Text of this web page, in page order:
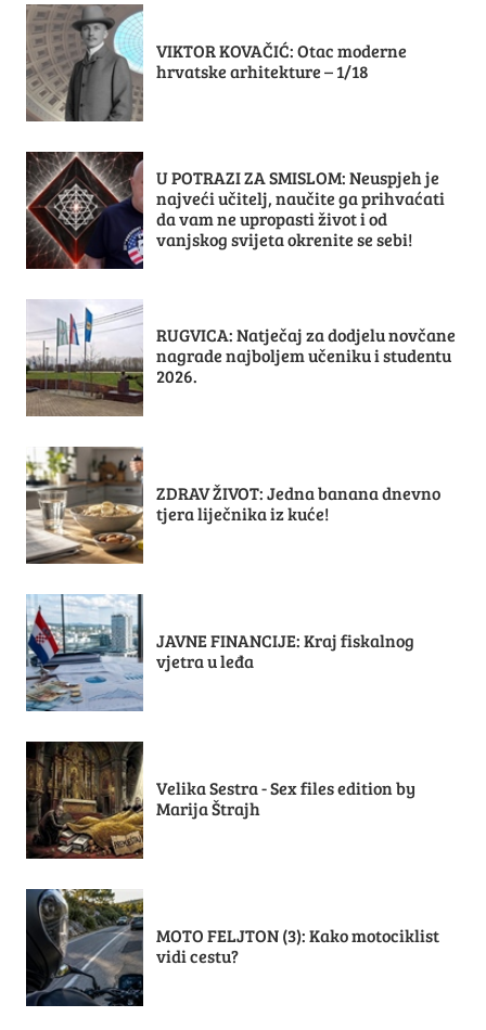
VIKTOR KOVAČIĆ: Otac moderne
hrvatske arhitekture – 1/18
U POTRAZI ZA SMISLOM: Neuspjeh je
najveći učitelj, naučite ga prihvaćati
da vam ne upropasti život i od
vanjskog svijeta okrenite se sebi!
RUGVICA: Natječaj za dodjelu novčane
nagrade najboljem učeniku i studentu
2026.
ZDRAV ŽIVOT: Jedna banana dnevno
tjera liječnika iz kuće!
JAVNE FINANCIJE: Kraj fiskalnog
vjetra u leđa
Velika Sestra - Sex files edition by
Marija Štrajh
MOTO FELJTON (3): Kako motociklist
vidi cestu?